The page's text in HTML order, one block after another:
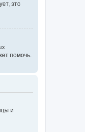
это
помочь.
и